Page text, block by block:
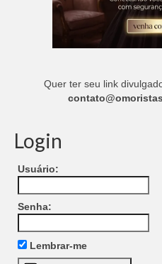
Quer ter seu link
Login
Usuário:
Senha:
Lembrar-me